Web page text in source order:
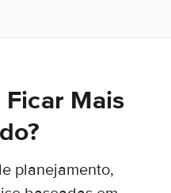
Mais
planejamento,